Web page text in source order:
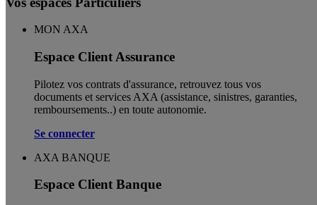
MON AXA
Espace Client Assurance
Pilotez vos contrats d'assurance, retrouvez tous vos
documents et services AXA (assistance, sinistres, garanties,
remboursements..) en toute autonomie. ​
Se connecter
AXA BANQUE
Espace Client Banque